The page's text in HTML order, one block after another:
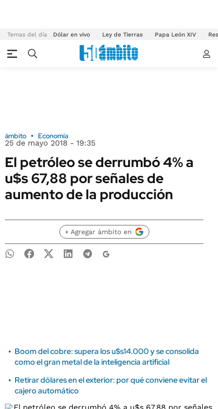
Temas del día Dólar en vivo Ley de Tierras Papa León XIV
ámbito Economía
25 de mayo 2018 - 19:35
El petróleo se derrumbó 4% a
u$s 67,88 por señales de
aumento de la producción
+ Agregar ámbito en
Boom del cobre: supera los u$s14.000 y se consolida
como el gran metal de la inteligencia artificial
Retirar dólares en el exterior: por qué conviene evitar el
cajero automático